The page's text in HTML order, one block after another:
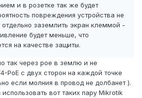
и в розетке так же будет
повреждения устройства не
отдельно заземлить экран клеммой -
будет меньше, что
на качестве защиты.
так через poe в землю и не
PoE с двух сторон на каждой точке
если молния в провод не долбанет ).
вот таких пару Mikrotik